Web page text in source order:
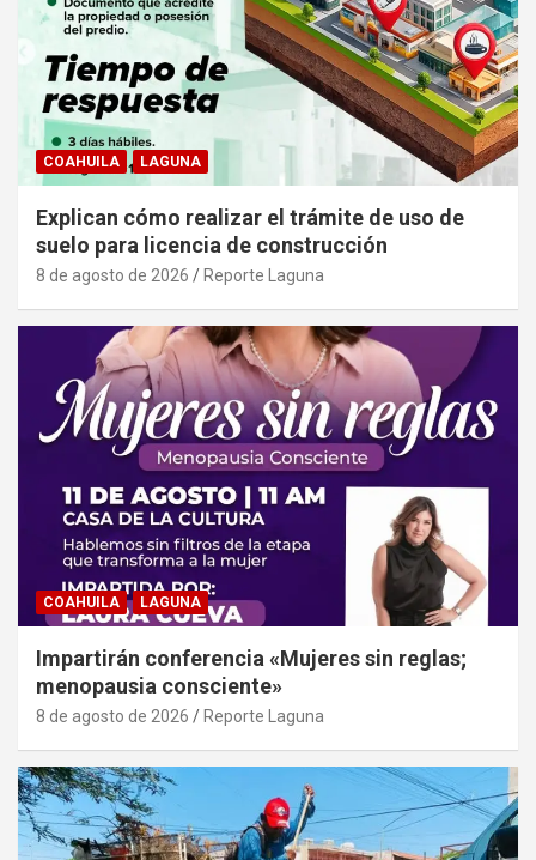
COAHUILA LAGUNA
Explican cómo realizar el trámite de uso de
suelo para licencia de construcción
8 de agosto de 2026 Reporte Laguna
COAHUILA LAGUNA
Impartirán conferencia «Mujeres sin reglas;
menopausia consciente»
8 de agosto de 2026 Reporte Laguna